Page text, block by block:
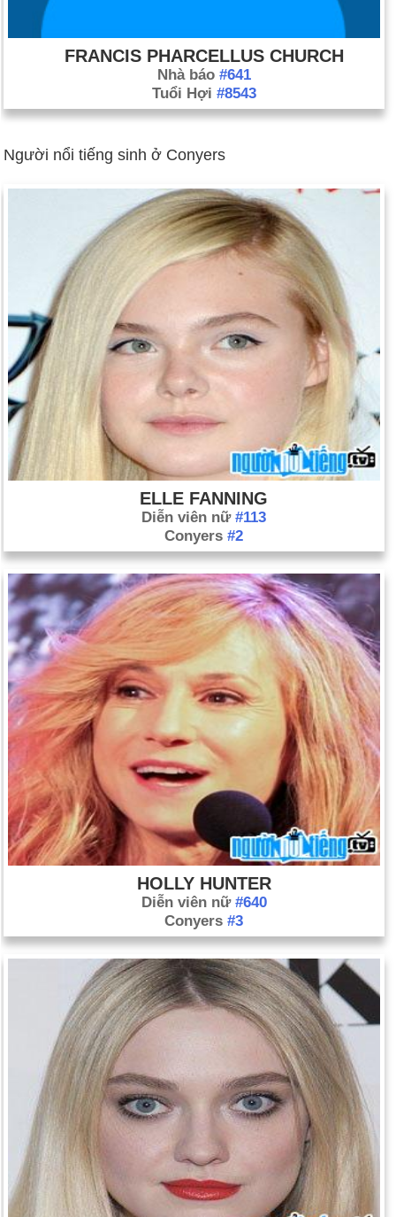
FRANCIS PHARCELLUS CHURCH
Nhà báo #641
Tuổi Hợi #8543
Người nổi tiếng sinh ở Conyers
ELLE FANNING
Diễn viên nữ #113
Conyers #2
HOLLY HUNTER
Diễn viên nữ #640
Conyers #3